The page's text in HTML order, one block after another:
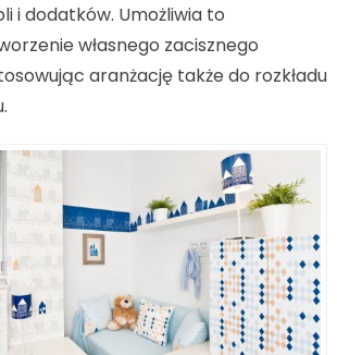
i dodatków. Umożliwia to
własnego zacisznego
aranżację także do rozkładu